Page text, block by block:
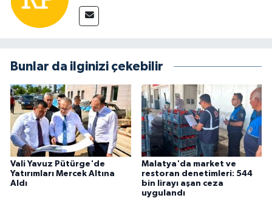
Bunlar da ilginizi çekebilir
Vali Yavuz Pütürge'de
Yatırımları Mercek Altına
Aldı
Malatya'da market ve
restoran denetimleri: 544
bin lirayı aşan ceza
uygulandı